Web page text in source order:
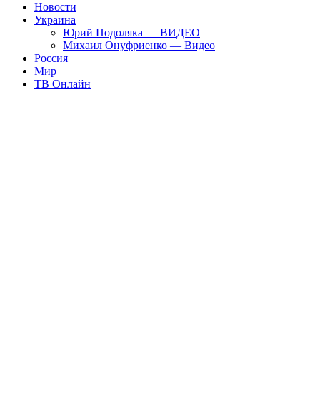
Новости
Украина
Юрий Подоляка — ВИДЕО
Михаил Онуфриенко — Видео
Россия
Мир
ТВ Онлайн